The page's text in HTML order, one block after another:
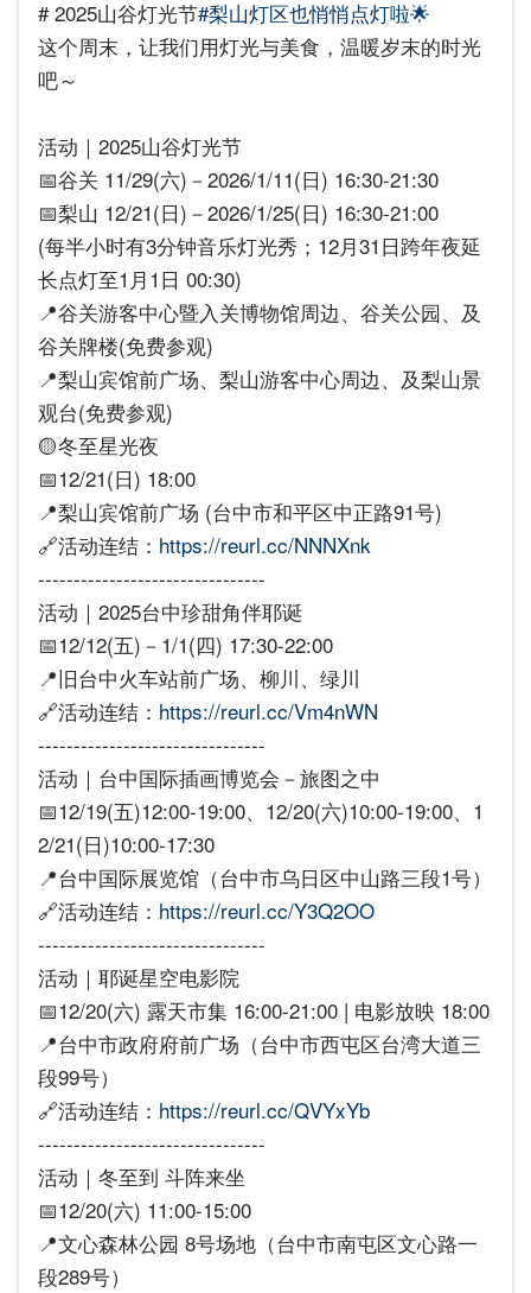
# 2025山谷灯光节#梨山灯区也悄悄点灯啦🌟
这个周末，让我们用灯光与美食，温暖岁末的时光
吧～
活动｜2025山谷灯光节
📅谷关 11/29(六)－2026/1/11(日) 16:30-21:30
📅梨山 12/21(日)－2026/1/25(日) 16:30-21:00
(每半小时有3分钟音乐灯光秀；12月31日跨年夜延
长点灯至1月1日 00:30)
📍谷关游客中心暨入关博物馆周边、谷关公园、及
谷关牌楼(免费参观)
📍梨山宾馆前广场、梨山游客中心周边、及梨山景
观台(免费参观)
🟡冬至星光夜
📅12/21(日) 18:00
📍梨山宾馆前广场 (台中市和平区中正路91号)
🔗活动连结： https://reurl.cc/NNNXnk
--------------------------------
活动｜2025台中珍甜角伴耶诞
📅12/12(五)－1/1(四) 17:30-22:00
📍旧台中火车站前广场、柳川、绿川
🔗活动连结： https://reurl.cc/Vm4nWN
--------------------------------
活动｜台中国际插画博览会－旅图之中
📅12/19(五)12:00-19:00、12/20(六)10:00-19:00、1
2/21(日)10:00-17:30
📍台中国际展览馆（台中市乌日区中山路三段1号）
🔗活动连结： https://reurl.cc/Y3Q2OO
--------------------------------
活动｜耶诞星空电影院
📅12/20(六) 露天市集 16:00-21:00 | 电影放映 18:00
📍台中市政府府前广场（台中市西屯区台湾大道三
段99号）
🔗活动连结： https://reurl.cc/QVYxYb
--------------------------------
活动｜冬至到 斗阵来坐
📅12/20(六) 11:00-15:00
📍文心森林公园 8号场地（台中市南屯区文心路一
段289号）